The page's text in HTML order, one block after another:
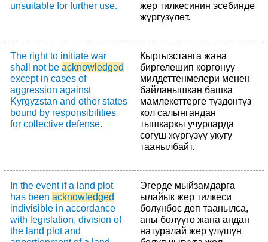
unsuitable for further use.
жер тилкесинин эсебинде
жүргүзүлөт.
The right to initiate war
shall not be acknowledged
except in cases of
aggression against
Kyrgyzstan and other states
bound by responsibilities
for collective defense.
Кыргызстанга жана
биргелешип коргонуу
милдеттенмелери менен
байланышкан башка
мамлекеттерге түздөнтүз
кол салынгандан
тышкаркы учурларда
согуш жүргүзүү укугу
таанылбайт.
In the event if a land plot
has been acknowledged
indivisible in accordance
with legislation, division of
the land plot and
Эгерде мыйзамдарга
ылайык жер тилкеси
бөлүнбөс деп таанылса,
аны бөлүүгө жана андан
натуралай жер үлүшүн